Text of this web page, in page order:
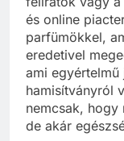
és online
parfümökkel,
eredetivel
ami egyértelmű
hamisítványról
nemcsak, hogy
de akár